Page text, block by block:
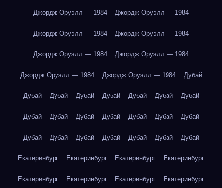
Джордж Оруэлл — 1984 Джордж Оруэлл — 1984
Джордж Оруэлл — 1984 Джордж Оруэлл — 1984
Джордж Оруэлл — 1984 Джордж Оруэлл — 1984
Джордж Оруэлл — 1984 Джордж Оруэлл — 1984 Дубай
Дубай Дубай Дубай Дубай Дубай Дубай Дубай
Дубай Дубай Дубай Дубай Дубай Дубай Дубай
Дубай Дубай Дубай Дубай Дубай Дубай Дубай
Екатеринбург Екатеринбург Екатеринбург Екатеринбург
Екатеринбург Екатеринбург Екатеринбург Екатеринбург